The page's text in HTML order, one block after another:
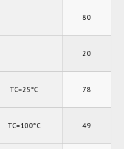
80
20
TC=25°C 78
TC=100°C 49